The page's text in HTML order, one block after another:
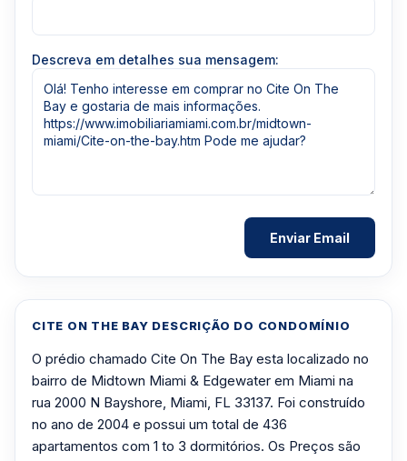
CITE ON THE BAY DESCRIÇÃO DO CONDOMÍNIO
O prédio chamado Cite On The Bay esta localizado no
bairro de Midtown Miami & Edgewater em Miami na
rua 2000 N Bayshore, Miami, FL 33137. Foi construído
no ano de 2004 e possui um total de 436
apartamentos com 1 to 3 dormitórios. Os Preços são
Descreva em detalhes sua mensagem: